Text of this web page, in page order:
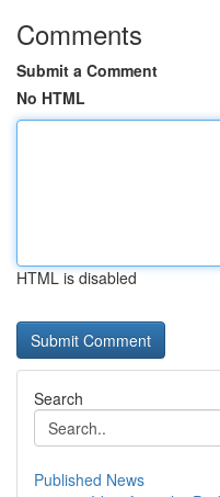
Comments
Submit a Comment
No HTML
HTML is disabled
Search
Published News